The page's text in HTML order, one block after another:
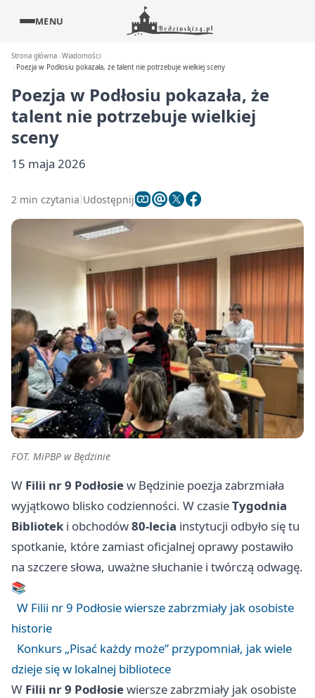
MENU
Strona główna Wiadomości
Poezja w Podłosiu pokazała, że talent nie potrzebuje wielkiej sceny
Poezja w Podłosiu pokazała, że
talent nie potrzebuje wielkiej
sceny
15 maja 2026
2 min czytania Udostępnij
FOT. MiPBP w Będzinie
W Filii nr 9 Podłosiew Będzinie poezja zabrzmiała
wyjątkowo blisko codzienności. W czasieTygodnia
Bibliotek i obchodów80-lecia instytucji odbyło się tu
spotkanie, które zamiast oficjalnej oprawy postawiło
na szczere słowa, uważne słuchanie i twórczą odwagę.
📚
W Filii nr 9 Podłosie wiersze zabrzmiały jak osobiste
historie
Konkurs „Pisać każdy może” przypomniał, jak wiele
dzieje się w lokalnej bibliotece
W Filii nr 9 Podłosiewiersze zabrzmiały jak osobiste